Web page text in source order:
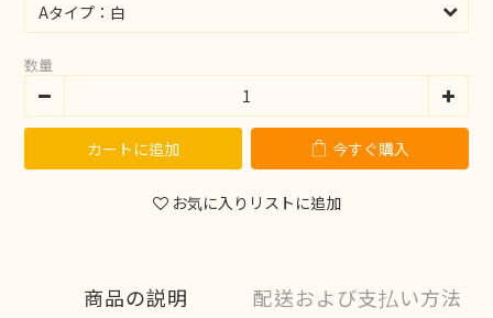
数量
カートに追加 今すぐ購入
お気に入りリストに追加
商品の説明 配送および支払い方法